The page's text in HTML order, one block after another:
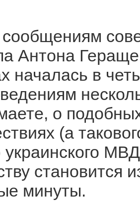
Антона
началась в
о
(а
становится
минуты.